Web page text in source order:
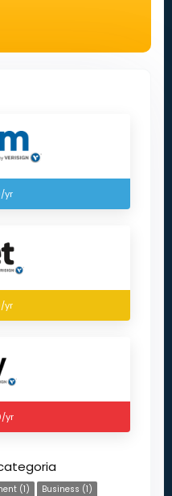
yr
yr
yr
(1)
Business (1)